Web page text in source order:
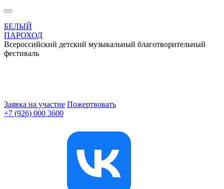
БЕЛЫЙ
ПАРОХОД
Всероссийский детский музыкальный благотворительный
фестиваль
Заявка на участие Пожертвовать
+7 (926) 000 3600